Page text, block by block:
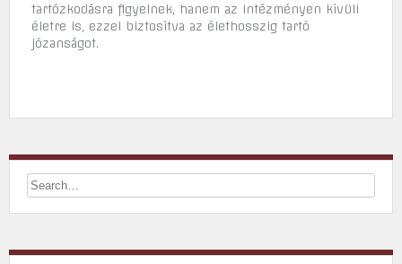
tartózkodásra figyelnek, hanem az intézményen kívüli
életre is, ezzel biztosítva az élethosszig tartó
józanságot.